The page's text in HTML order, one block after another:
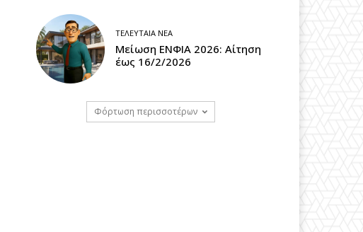
ΤΕΛΕΥΤΑΊΑ ΝΈΑ
Μείωση ΕΝΦΙΑ 2026: Αίτηση
έως 16/2/2026
Φόρτωση περισσοτέρων